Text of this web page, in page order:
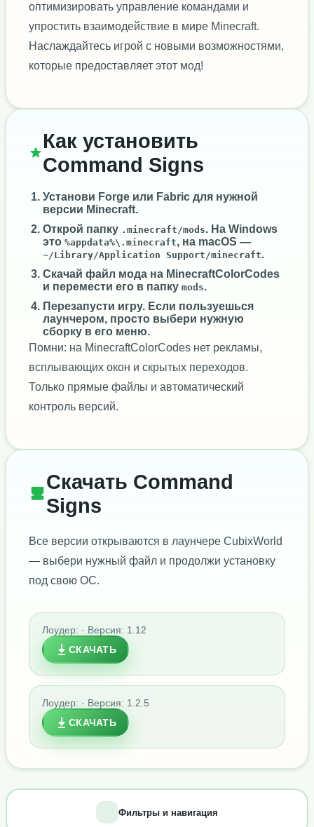
оптимизировать управление командами и
упростить взаимодействие в мире Minecraft.
Наслаждайтесь игрой с новыми возможностями,
которые предоставляет этот мод!
Как установить
Command Signs
Установи Forge или Fabric для нужной
версии Minecraft.
Открой папку .minecraft/mods. На Windows
это %appdata%\.minecraft, на macOS —
~/Library/Application Support/minecraft.
Скачай файл мода на MinecraftColorCodes
и перемести его в папку mods.
Перезапусти игру. Если пользуешься
лаунчером, просто выбери нужную
сборку в его меню.
Помни: на MinecraftColorCodes нет рекламы,
всплывающих окон и скрытых переходов.
Только прямые файлы и автоматический
контроль версий.
Скачать Command
Signs
Все версии открываются в лаунчере CubixWorld
— выбери нужный файл и продолжи установку
под свою ОС.
Лоудер: · Версия: 1.12
СКАЧАТЬ
Лоудер: · Версия: 1.2.5
СКАЧАТЬ
Фильтры и навигация